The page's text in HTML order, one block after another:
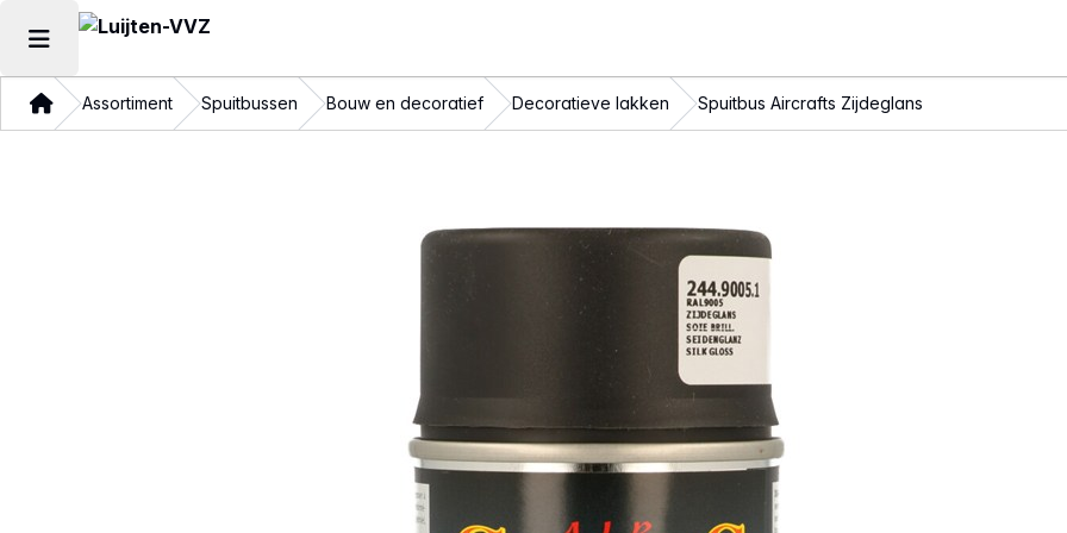
Hoofdmenu openen
ThuisAssortiment Spuitbussen Bouw en decoratief Decoratieve lakken Spuitbus Aircrafts Zijdeglans